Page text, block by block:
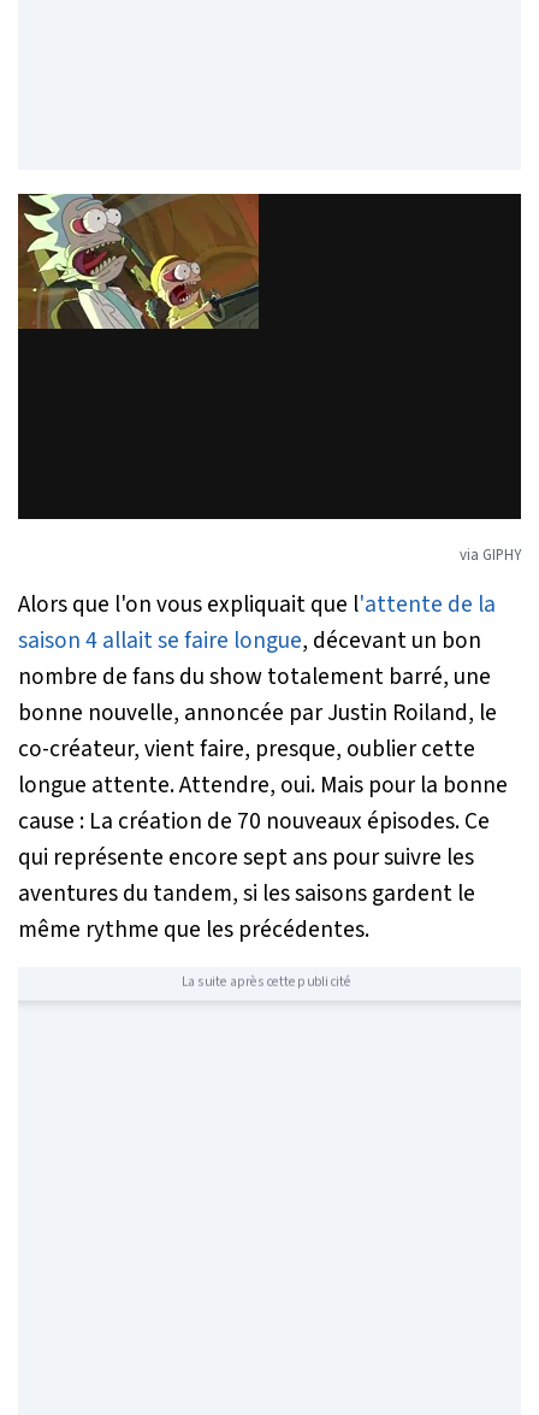
via GIPHY
Alors que l'on vous expliquait que l'attente de la
saison 4 allait se faire longue, décevant un bon
nombre de fans du show totalement barré, une
bonne nouvelle, annoncée par Justin Roiland, le
co-créateur, vient faire, presque, oublier cette
longue attente. Attendre, oui. Mais pour la bonne
cause : La création de 70 nouveaux épisodes. Ce
qui représente encore sept ans pour suivre les
aventures du tandem, si les saisons gardent le
même rythme que les précédentes.
La suite après cette publicité